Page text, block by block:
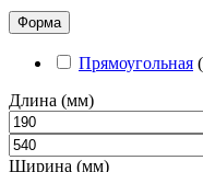
Форма
Прямоугольная (
Длина (мм)
Ширина (мм)